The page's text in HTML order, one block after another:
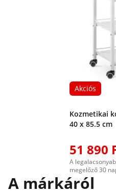
Akciós
Kozmetikai
40 x 85.5 cm
51 890
A
megelőző 30
A márkáról